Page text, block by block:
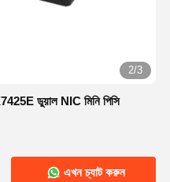
2/3
ডুয়াল NIC মিনি পিসি
এখন চ্যাট করুন